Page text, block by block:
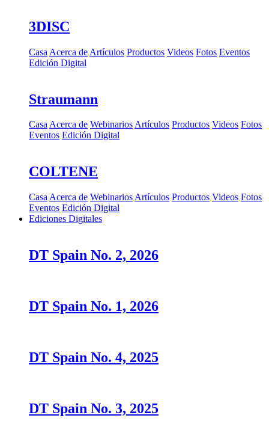
3DISC
Casa Acerca de Artículos Productos Videos Fotos Eventos
Edición Digital
Straumann
CasaAcerca de WebinariosArtículos Productos Videos Fotos
Eventos Edición Digital
COLTENE
Casa Acerca de Webinarios Artículos Productos Videos Fotos
Eventos Edición Digital
Ediciones Digitales
DT Spain No. 2, 2026
DT Spain No. 1, 2026
DT Spain No. 4, 2025
DT Spain No. 3, 2025